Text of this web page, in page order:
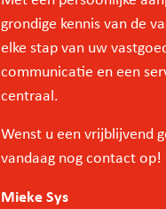
grondige kennis van de
elke stap van uw
communicatie en een
centraal.
Wenst u een vrijblijvend
vandaag nog contact op!
Mieke Sys